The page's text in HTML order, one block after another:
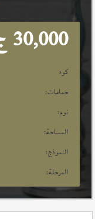
30,000
كود
حمامات:
نوم:
المساحة:
النموذج:
المرحلة: